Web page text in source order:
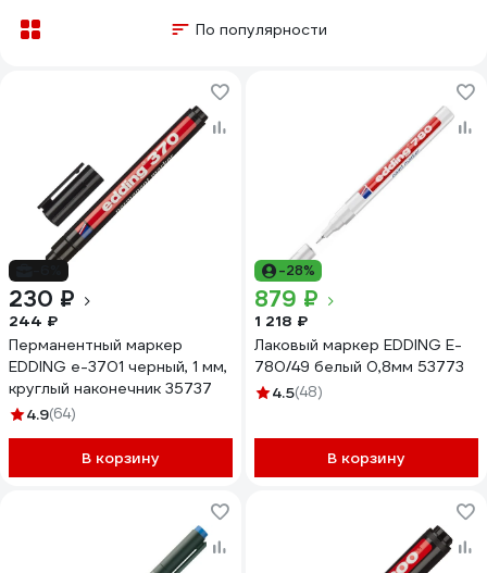
По популярности
230 ₽
244 ₽
Перманентный маркер
EDDING e-3701 черный, 1 мм,
круглый наконечник 35737
4.9(64)
В корзину
-28%
879 ₽
1 218 ₽
Лаковый маркер EDDING E-
780/49 белый 0,8мм 53773
4.5(48)
В корзину